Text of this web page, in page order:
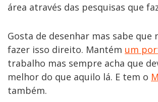
área através das pesquisas que
Gosta de desenhar mas sabe que
fazer isso direito. Mantém um
trabalho mas sempre acha que
melhor do que aquilo lá. E tem o
também.